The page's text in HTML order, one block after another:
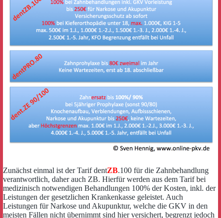
Zunächst einmal ist der Tarif dentZB.100 für die Zahnbehandlung
verantwortlich, daher auch ZB. Hierfür werden aus dem Tarif bei
medizinisch notwendigen Behandlungen 100% der Kosten, inkl. der
Leistungen der gesetzlichen Krankenkasse geleistet. Auch
Leistungen für Narkose und Akupunktur, welche die GKV in den
meisten Fällen nicht übernimmt sind hier versichert, begrenzt jedoch